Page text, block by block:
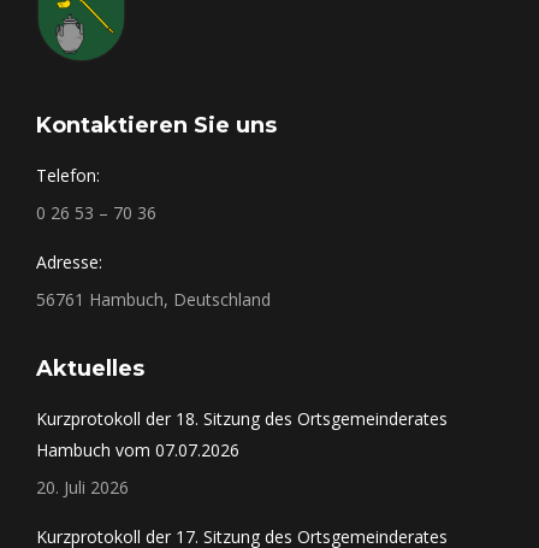
Kontaktieren Sie uns
Telefon:
0 26 53 – 70 36
Adresse:
56761 Hambuch, Deutschland
Aktuelles
Kurzprotokoll der 18. Sitzung des Ortsgemeinderates
Hambuch vom 07.07.2026
20. Juli 2026
Kurzprotokoll der 17. Sitzung des Ortsgemeinderates